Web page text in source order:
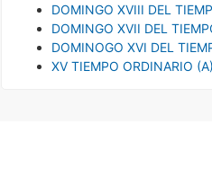
DOMINGO XVIII DEL
DOMINGO XVII DEL
DOMINOGO XVI DEL
XV TIEMPO ORDINARIO (A)